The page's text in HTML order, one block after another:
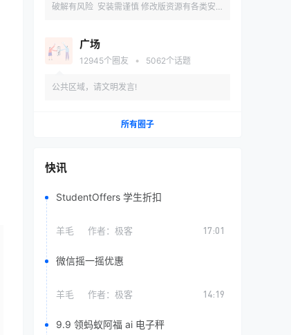
破解有风险 安装需谨慎 修改版资源有各类安
试安装
广场
12945个圈友 • 5062个话题
公共区域，请文明发言!
所有圈子
快讯
StudentOffers 学生折扣
羊毛 作者： 极客 17:01
微信摇一摇优惠
羊毛 作者： 极客 14:19
9.9 领蚂蚁阿福 ai 电子秤